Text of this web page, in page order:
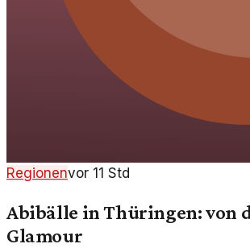
Regionenvor 11 Std
Abibälle in Thüringen: von
Glamour